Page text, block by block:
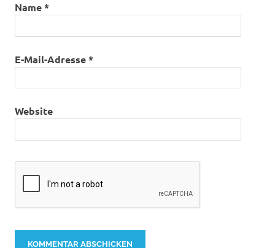
Name*
E-Mail-Adresse*
Website